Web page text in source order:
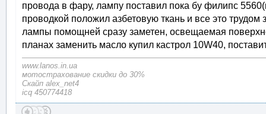
провода в фару, лампу поставил пока бу филипс
проводкой положил азбетовую ткань и все это
лампы помощней сразу заметен, освещаемая
планах заменить масло купил кастрол 10W40,
www.lanos.in.ua
мотострахование скидки до 30%
Скайп alex_net4
icq 450774418